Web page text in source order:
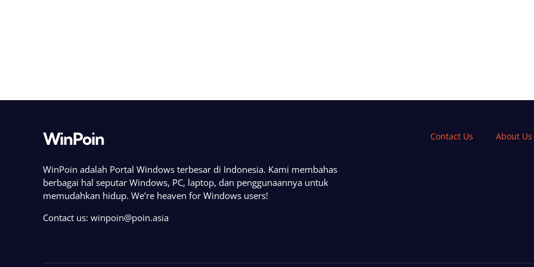
WinPoin
WinPoin adalah Portal Windows terbesar di Indonesia. Kami membahas
berbagai hal seputar Windows, PC, laptop, dan penggunaannya untuk
memudahkan hidup. We’re heaven for Windows users!
Contact us: winpoin@poin.asia
Contact Us About Us